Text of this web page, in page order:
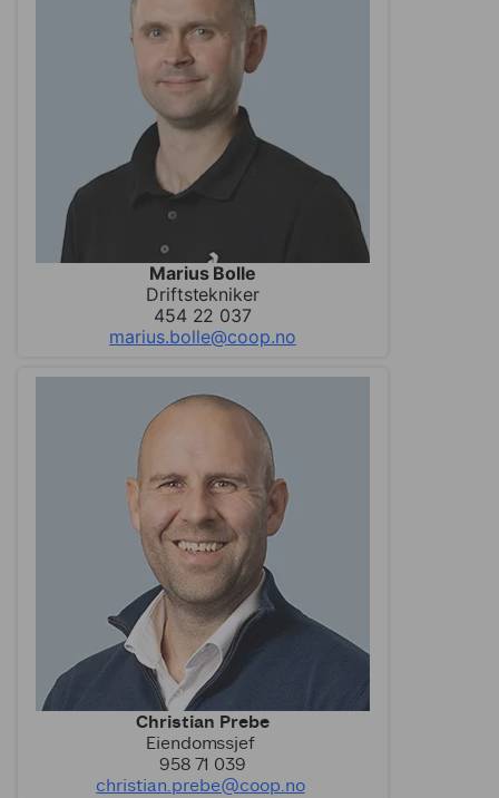
Marius Bolle
Driftstekniker
454 22 037
marius.bolle@coop.no
Christian Prebe
Eiendomssjef
958 71 039
christian.prebe@coop.no